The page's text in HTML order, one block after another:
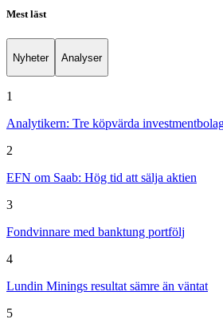
Mest läst
Nyheter Analyser
1
Analytikern: Tre köpvärda
2
EFN om Saab: Hög tid att sälja aktien
3
Fondvinnare med banktung portfölj
4
Lundin Minings resultat sämre än väntat
5